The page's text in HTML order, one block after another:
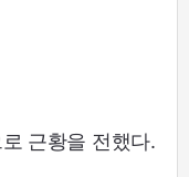
근황을 전했다.